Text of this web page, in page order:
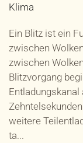
Klima
Ein Blitz ist ein
zwischen
zwischen
Blitzvorgang
weitere
ta...